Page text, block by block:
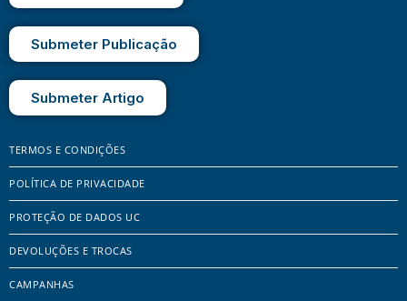
Submeter Publicação
Submeter Artigo
TERMOS E CONDIÇÕES
POLÍTICA DE PRIVACIDADE
PROTEÇÃO DE DADOS UC
DEVOLUÇÕES E TROCAS
CAMPANHAS